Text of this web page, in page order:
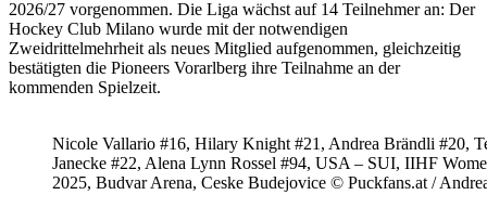
2026/27 vorgenommen. Die Liga wächst auf 14 Teilnehmer an: Der
Hockey Club Milano wurde mit der notwendigen
Zweidrittelmehrheit als neues Mitglied aufgenommen, gleichzeitig
bestätigten die Pioneers Vorarlberg ihre Teilnahme an der
kommenden Spielzeit.
Nicole Vallario #16, Hilary Knight #21, Andrea Brändli #20,
Janecke #22, Alena Lynn Rossel #94, USA – SUI, IIHF
2025, Budvar Arena, Ceske Budejovice © Puckfans.at /